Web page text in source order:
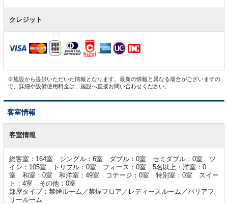
クレジット
※施設から提供いただいた情報となります。最新の情報と異なる場合がございますの
で、詳細や設備使用料金は、施設へ直接お問い合わせください。
客室情報
室客室情報
総客室：164室 シングル：6室 ダブル：0室 セミダブル：0室 ツ
イン：105室 トリプル：0室 フォース：0室 5名以上・洋室：0
室 和室：0室 和洋室：49室 コテージ：0室 特別室：0室 スイー
ト：4室 その他：0室
部屋タイプ：禁煙ルーム／禁煙フロア／レディースルーム／バリアフ
リールーム